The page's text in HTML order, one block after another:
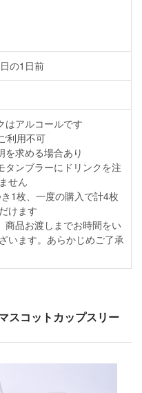
の1日前
はアルコールです
利用不可
を求める場合あり
タンブラーにドリンクを注
せん
1枚、一度の購入で計4枚
けます
商品お渡しまでお時間をい
います。あらかじめご了承
スコットカップスリー